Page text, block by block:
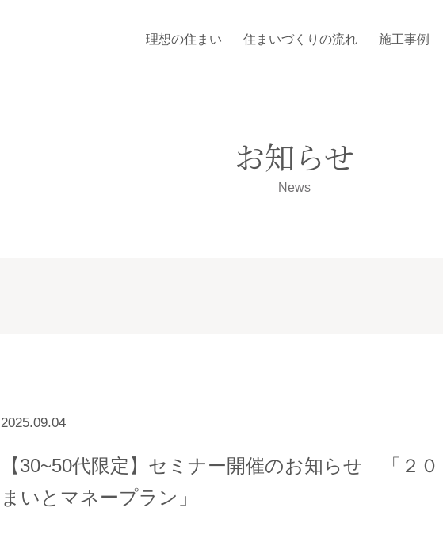
理想の住まい 住まいづくりの流れ 施工事例
お知らせ
News
2025.09.04
【30~50代限定】セミナー開催のお知らせ 「２
まいとマネープラン」